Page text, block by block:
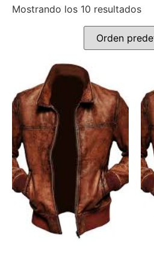
Mostrando los 10 resultados